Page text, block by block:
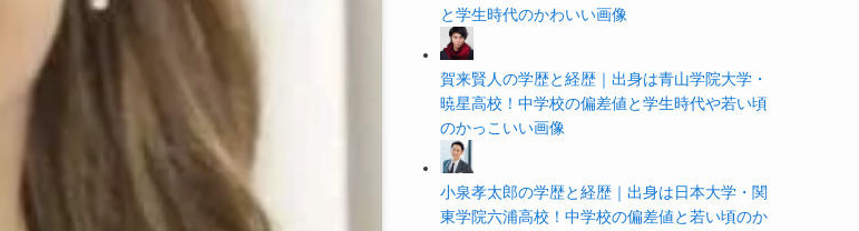
と学生時代のかわいい画像
賀来賢人の学歴と経歴｜出身は青山学院大学・
暁星高校！中学校の偏差値と学生時代や若い頃
のかっこいい画像
小泉孝太郎の学歴と経歴｜出身は日本大学・関
東学院六浦高校！中学校の偏差値と若い頃のか